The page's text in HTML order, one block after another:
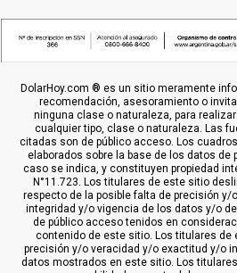
DolarHoy.com ® es un sitio meramente
recomendación, asesoramiento o
ninguna clase o naturaleza, para
cualquier tipo, clase o naturaleza. Las
citadas son de público acceso. Los
elaborados sobre la base de los datos de
caso se indica, y constituyen propiedad
N°11.723. Los titulares de este sitio
respecto de la posible falta de precisión
integridad y/o vigencia de los datos y/o
de público acceso tenidos en
contenido de este sitio. Los titulares de
precisión y/o veracidad y/o exactitud y/o
datos mostrados en este sitio. Los